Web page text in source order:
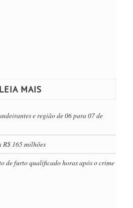
LEIA MAIS
e região de 06 para 07 de
R$ 165 milhões
de furto qualificado horas após o crime